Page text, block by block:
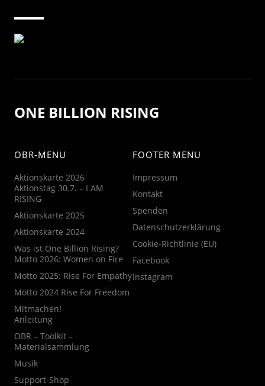
ONE BILLION RISING
OBR-MENU
Aktionskarte 2026
Aktionstag 30.7. – I AM
RISING
Aktionskarte 2025
Aktionskarte 2024
Was ist One Billion Rising?
Motto 2026: Women on Fire
Motto 2025: Rise For Empathy
Motto 2024 Rise For Freedom
Mitmachen!
Anleitung
OBR – Toolkit –
Materialsammlung
Musik
Support-Shop
FOOTER MENU
Impressum
Kontakt
Spenden
Datenschutzerklärung
Cookie-Richtlinie (EU)
Facebook
Instagram